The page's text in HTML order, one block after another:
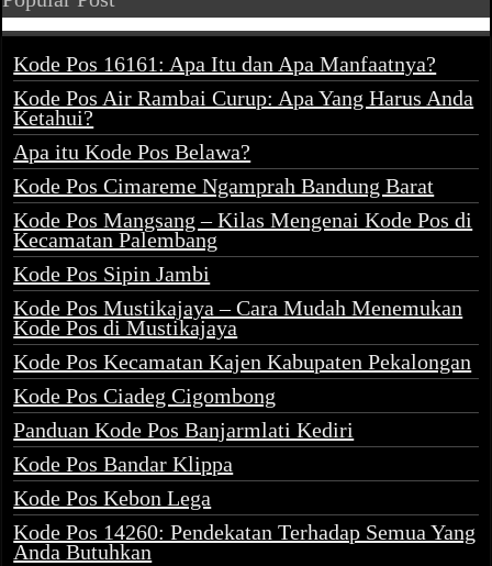
Kode Pos 16161: Apa Itu dan Apa Manfaatnya?
Kode Pos Air Rambai Curup: Apa Yang Harus Anda
Ketahui?
Apa itu Kode Pos Belawa?
Kode Pos Cimareme Ngamprah Bandung Barat
Kode Pos Mangsang – Kilas Mengenai Kode Pos di
Kecamatan Palembang
Kode Pos Sipin Jambi
Kode Pos Mustikajaya – Cara Mudah Menemukan
Kode Pos di Mustikajaya
Kode Pos Kecamatan Kajen Kabupaten Pekalongan
Kode Pos Ciadeg Cigombong
Panduan Kode Pos Banjarmlati Kediri
Kode Pos Bandar Klippa
Kode Pos Kebon Lega
Kode Pos 14260: Pendekatan Terhadap Semua Yang
Anda Butuhkan